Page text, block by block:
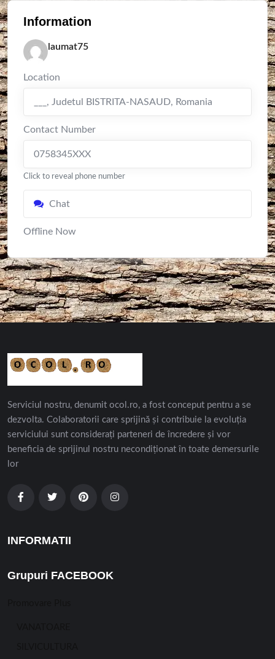
Information
laumat75
Location
, Judetul BISTRITA-NASAUD, Romania
Contact Number
0758345XXX
Click to reveal phone number
Chat
Offline Now
Serviciul nostru, denumit ocol.ro, a fost conceput pentru a se
dezvolta. Colaboratorii care sprijină și contribuie la evoluția
serviciului sunt considerați parteneri de încredere și vor
beneficia de sprijinul nostru necondiționat în toate demersurile
lor
INFORMATII
Grupuri FACEBOOK